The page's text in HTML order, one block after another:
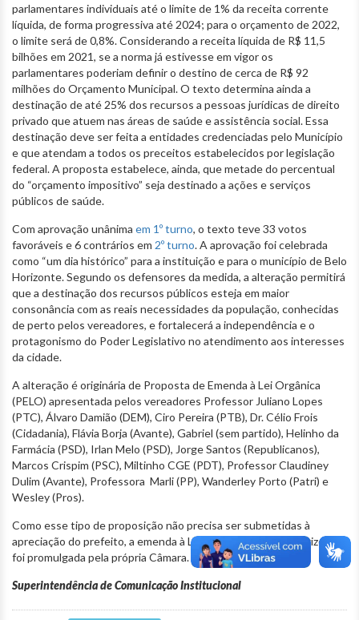
parlamentares individuais até o limite de 1% da receita corrente
líquida, de forma progressiva até 2024; para o orçamento de 2022,
o limite será de 0,8%. Considerando a receita líquida de R$ 11,5
bilhões em 2021, se a norma já estivesse em vigor os
parlamentares poderiam definir o destino de cerca de R$ 92
milhões do Orçamento Municipal. O texto determina ainda a
destinação de até 25% dos recursos a pessoas jurídicas de direito
privado que atuem nas áreas de saúde e assistência social. Essa
destinação deve ser feita a entidades credenciadas pelo Município
e que atendam a todos os preceitos estabelecidos por legislação
federal. A proposta estabelece, ainda, que metade do percentual
do “orçamento impositivo” seja destinado a ações e serviços
públicos de saúde.
Com aprovação unânima em 1º turno, o texto teve 33 votos
favoráveis e 6 contrários em 2º turno. A aprovação foi celebrada
como “um dia histórico” para a instituição e para o município de Belo
Horizonte. Segundo os defensores da medida, a alteração permitirá
que a destinação dos recursos públicos esteja em maior
consonância com as reais necessidades da população, conhecidas
de perto pelos vereadores, e fortalecerá a independência e o
protagonismo do Poder Legislativo no atendimento aos interesses
da cidade.
A alteração é originária de Proposta de Emenda à Lei Orgânica
(PELO) apresentada pelos vereadores Professor Juliano Lopes
(PTC), Álvaro Damião (DEM), Ciro Pereira (PTB), Dr. Célio Frois
(Cidadania), Flávia Borja (Avante), Gabriel (sem partido), Helinho da
Farmácia (PSD), Irlan Melo (PSD), Jorge Santos (Republicanos),
Marcos Crispim (PSC), Miltinho CGE (PDT), Professor Claudiney
Dulim (Avante), Professora Marli (PP), Wanderley Porto (Patri) e
Wesley (Pros).
Como esse tipo de proposição não precisa ser submetidas à
apreciação do prefeito, a emenda à Lei Orgânica de Belo Horizonte
foi promulgada pela própria Câmara.
Superintendência de Comunicação Institucional